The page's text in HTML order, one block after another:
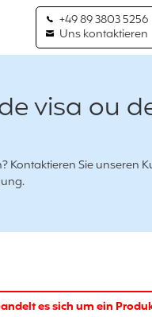
+49 89 3803 5256
Uns kontaktieren
visa ou
Sie unseren
es sich um ein